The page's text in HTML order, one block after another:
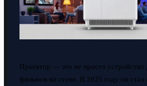
Проектор — это не просто устройство
фильмов на стене. В 2025 году он